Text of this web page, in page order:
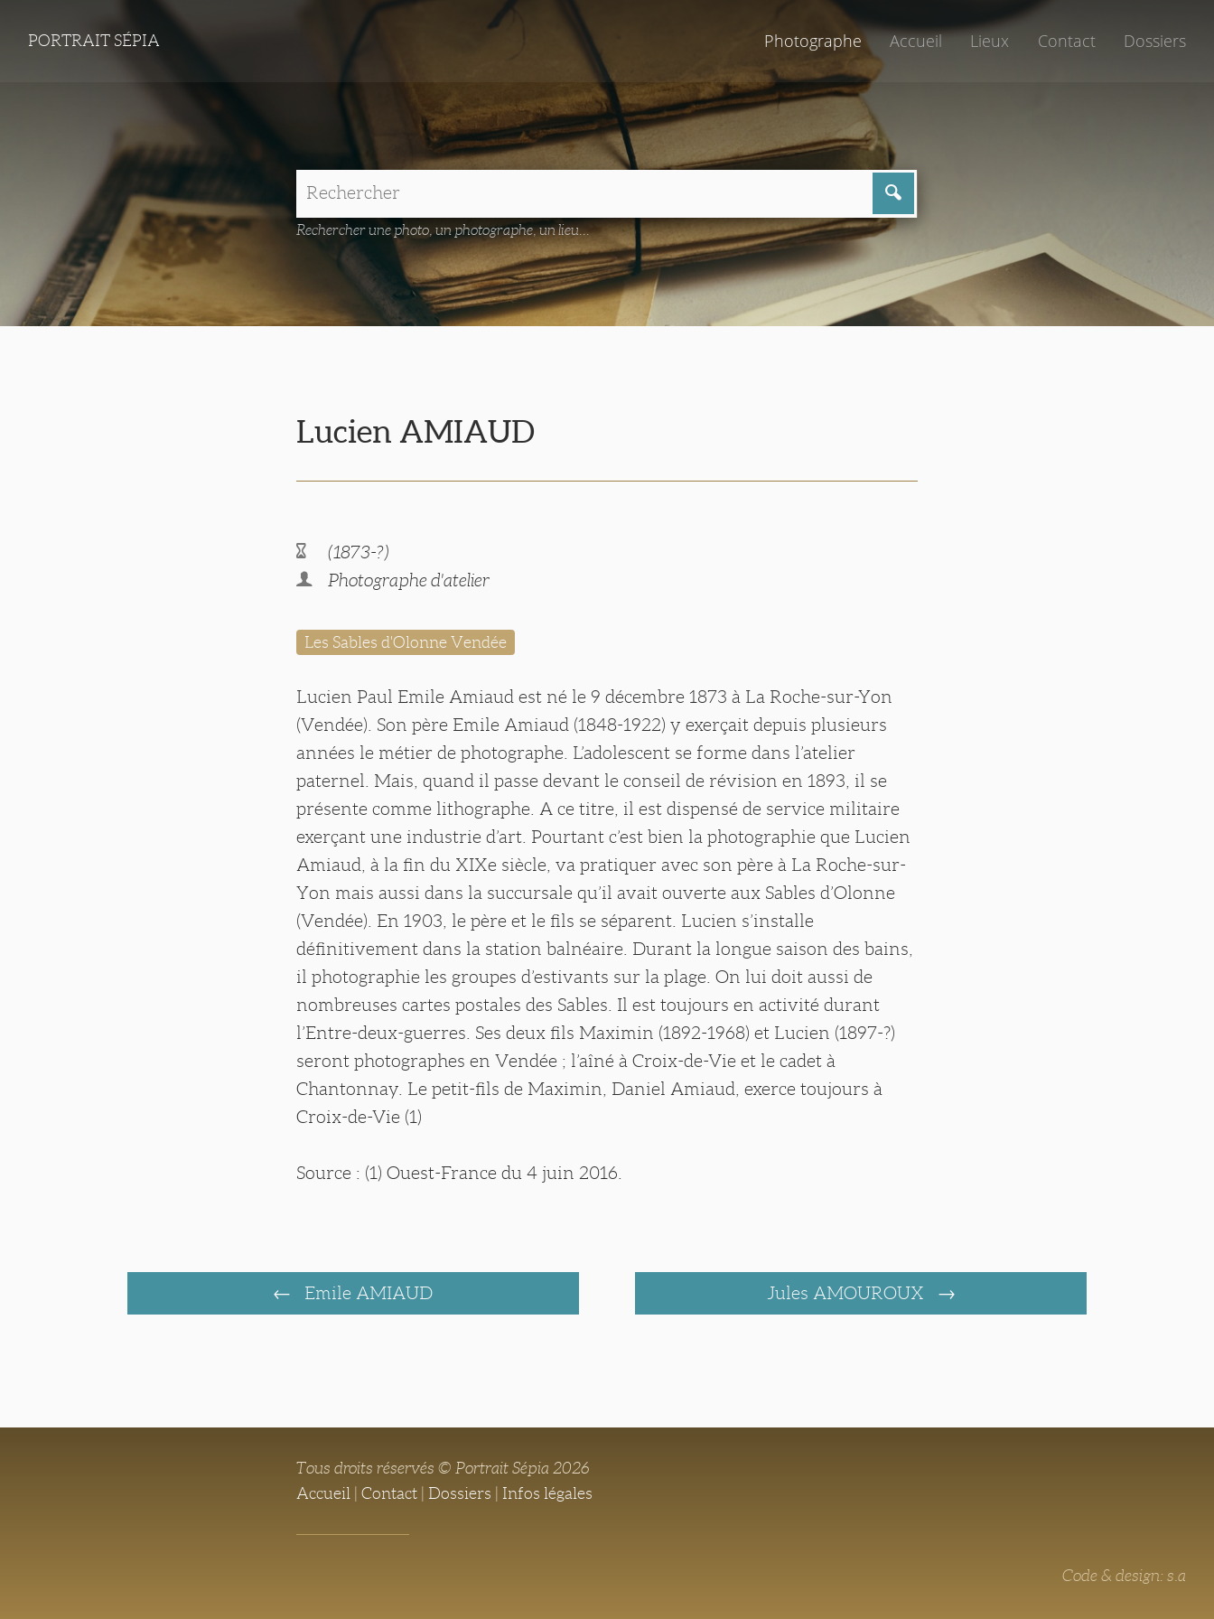
PORTRAIT SÉPIA Photographe Accueil Lieux Contact Dossiers
Rechercher une photo, un photographe, un lieu...
Lucien AMIAUD
(1873-?)
Photographe d'atelier
Les Sables d'Olonne Vendée
Lucien Paul Emile Amiaud est né le 9 décembre 1873 à La Roche-sur-Yon
(Vendée). Son père Emile Amiaud (1848-1922) y exerçait depuis plusieurs
années le métier de photographe. L’adolescent se forme dans l’atelier
paternel. Mais, quand il passe devant le conseil de révision en 1893, il se
présente comme lithographe. A ce titre, il est dispensé de service militaire
exerçant une industrie d’art. Pourtant c’est bien la photographie que Lucien
Amiaud, à la fin du XIXe siècle, va pratiquer avec son père à La Roche-sur-
Yon mais aussi dans la succursale qu’il avait ouverte aux Sables d’Olonne
(Vendée). En 1903, le père et le fils se séparent. Lucien s’installe
définitivement dans la station balnéaire. Durant la longue saison des bains,
il photographie les groupes d’estivants sur la plage. On lui doit aussi de
nombreuses cartes postales des Sables. Il est toujours en activité durant
l’Entre-deux-guerres. Ses deux fils Maximin (1892-1968) et Lucien (1897-?)
seront photographes en Vendée ; l’aîné à Croix-de-Vie et le cadet à
Chantonnay. Le petit-fils de Maximin, Daniel Amiaud, exerce toujours à
Croix-de-Vie (1)
Source : (1) Ouest-France du 4 juin 2016.
Emile AMIAUD Jules AMOUROUX
Tous droits réservés © Portrait Sépia 2026
Accueil
|Contact Dossiers Infos légales
Code & design: s.a